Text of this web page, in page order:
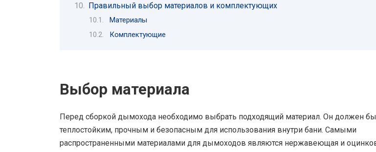
Правильный выбор материалов и комплектующих
Материалы
Комплектующие
Выбор материала
Перед сборкой дымохода необходимо выбрать подходящий материал. Он должен
теплостойким, прочным и безопасным для использования внутри бани. Самыми
распространенными материалами для дымоходов являются нержавеющая и